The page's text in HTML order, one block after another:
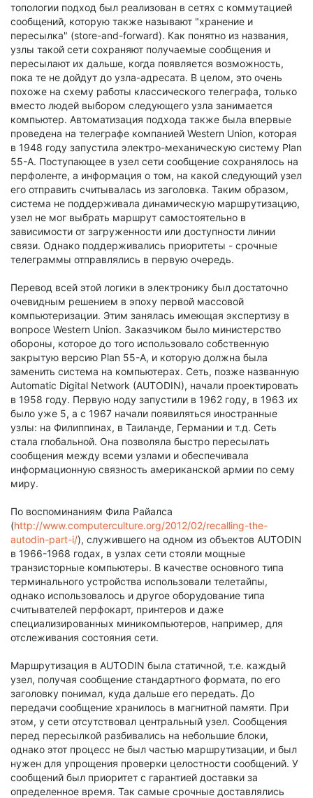
топологии подход был реализован в сетях с коммутацией
сообщений, которую также называют "хранение и
пересылка" (store-and-forward). Как понятно из названия,
узлы такой сети сохраняют получаемые сообщения и
пересылают их дальше, когда появляется возможность,
пока те не дойдут до узла-адресата. В целом, это очень
похоже на схему работы классического телеграфа, только
вместо людей выбором следующего узла занимается
компьютер. Автоматизация подхода также была впервые
проведена на телеграфе компанией Western Union, которая
в 1948 году запустила электро-механическую систему Plan
55-A. Поступающее в узел сети сообщение сохранялось на
перфоленте, а информация о том, на какой следующий узел
его отправить считывалась из заголовка. Таким образом,
система не поддерживала динамическую маршрутизацию,
узел не мог выбрать маршрут самостоятельно в
зависимости от загруженности или доступности линии
связи. Однако поддерживались приоритеты - срочные
телеграммы отправлялись в первую очередь.
Перевод всей этой логики в электронику был достаточно
очевидным решением в эпоху первой массовой
компьютеризации. Этим занялась имеющая экспертизу в
вопросе Western Union. Заказчиком было министерство
обороны, которое до того использовало собственную
закрытую версию Plan 55-A, и которую должна была
заменить система на компьютерах. Сеть, позже названную
Automatic Digital Network (AUTODIN), начали проектировать
в 1958 году. Первую ноду запустили в 1962 году, в 1963 их
было уже 5, а с 1967 начали появиляться иностранные
узлы: на Филиппинах, в Таиланде, Германии и т.д. Сеть
стала глобальной. Она позволяла быстро пересылать
сообщения между всеми узлами и обеспечивала
информационную связность американской армии по сему
миру.
По воспоминаниям Фила Райалса
(http://www.computerculture.org/2012/02/recalling-the-
autodin-part-i/), служившего на одном из объектов AUTODIN
в 1966-1968 годах, в узлах сети стояли мощные
транзисторные компьютеры. В качестве основного типа
терминального устройства использовали телетайпы,
однако использовалось и другое оборудование типа
считывателей перфокарт, принтеров и даже
специализированных миникомпьютеров, например, для
отслеживания состояния сети.
Маршрутизация в AUTODIN была статичной, т.е. каждый
узел, получая сообщение стандартного формата, по его
заголовку понимал, куда дальше его передать. До
передачи сообщение хранилось в магнитной памяти. При
этом, у сети отсутствовал центральный узел. Сообщения
перед пересылкой разбивались на небольшие блоки,
однако этот процесс не был частью маршрутизации, и был
нужен для упрощения проверки целостности сообщений. У
сообщений был приоритет с гарантией доставки за
определенное время. Так самые срочные доставлялись